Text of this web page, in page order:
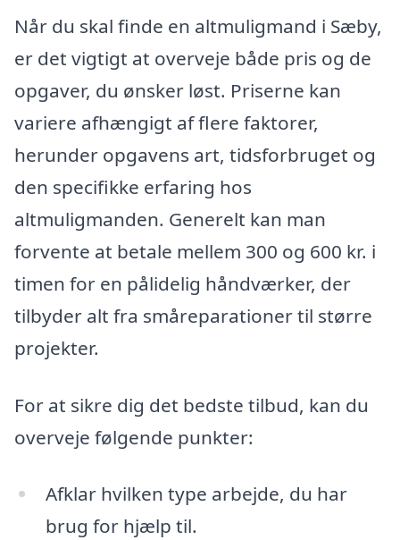
Når du skal finde en altmuligmand i Sæby,
er det vigtigt at overveje både pris og de
opgaver, du ønsker løst. Priserne kan
variere afhængigt af flere faktorer,
herunder opgavens art, tidsforbruget og
den specifikke erfaring hos
altmuligmanden. Generelt kan man
forvente at betale mellem 300 og 600 kr. i
timen for en pålidelig håndværker, der
tilbyder alt fra småreparationer til større
projekter.
For at sikre dig det bedste tilbud, kan du
overveje følgende punkter:
Afklar hvilken type arbejde, du har
brug for hjælp til.